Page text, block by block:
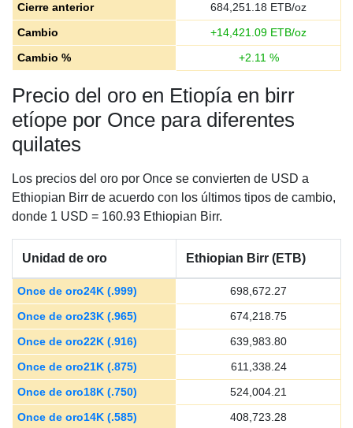
Cierre anterior
684,251.18 ETB/oz
Cambio
+14,421.09 ETB/oz
Cambio %
+2.11 %
Precio del oro en Etiopía en birr
etíope por Once para diferentes
quilates
Los precios del oro por Once se convierten de USD a
Ethiopian Birr de acuerdo con los últimos tipos de cambio,
donde 1 USD = 160.93 Ethiopian Birr.
Unidad de oro Ethiopian Birr (ETB)
Once de oro24K (.999)
698,672.27
Once de oro23K (.965)
674,218.75
Once de oro22K (.916)
639,983.80
Once de oro21K (.875)
611,338.24
Once de oro18K (.750)
524,004.21
Once de oro14K (.585)
408,723.28